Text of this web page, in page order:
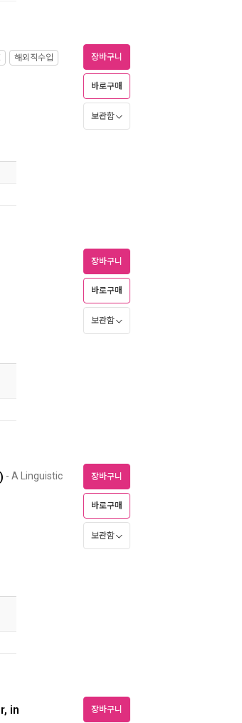
해외직수입 장바구니
바로구매
보관함
장바구니
바로구매
보관함
- A Linguistic 장바구니
바로구매
보관함
in 장바구니